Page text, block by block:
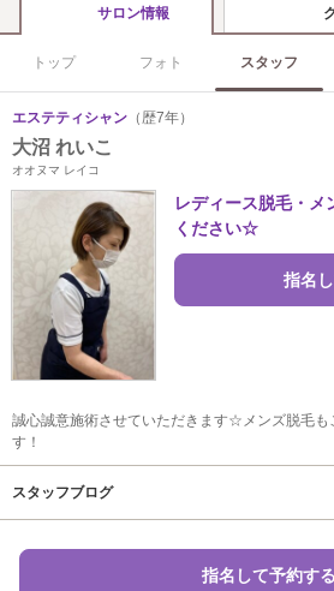
サロン情報
トップ フォト スタッフ
エステティシャン （歴7年）
大沼 れいこ
オオヌマ レイコ
レディース脱毛・メ
ください☆
指名
誠心誠意施術させていただきます☆メンズ脱毛も
す！
スタッフブログ
指名して予約する